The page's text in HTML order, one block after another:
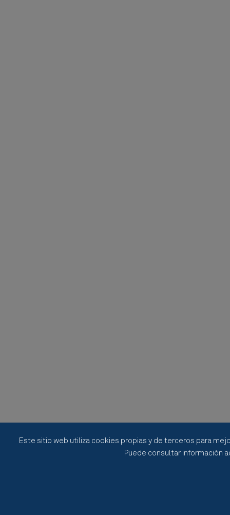
Este sitio web utiliza cookies propias y de terceros para
Puede consultar información